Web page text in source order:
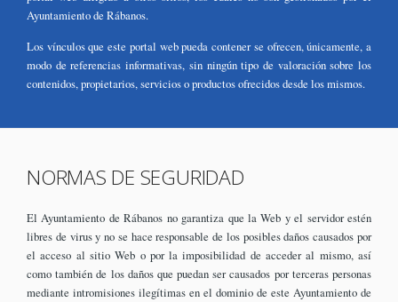
Ayuntamiento de Rábanos.
Los vínculos que este portal web pueda contener se ofrecen, únicamente, a
modo de referencias informativas, sin ningún tipo de valoración sobre los
contenidos, propietarios, servicios o productos ofrecidos desde los mismos.
NORMAS DE SEGURIDAD
El Ayuntamiento de Rábanos no garantiza que la Web y el servidor estén
libres de virus y no se hace responsable de los posibles daños causados por
el acceso al sitio Web o por la imposibilidad de acceder al mismo, así
como también de los daños que puedan ser causados por terceras personas
mediante intromisiones ilegítimas en el dominio de este Ayuntamiento de